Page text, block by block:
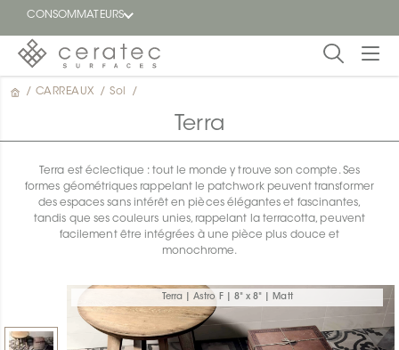
CONSOMMATEURS
En
Trouver
un
détaillant
/ CARREAUX / Sol /
Terra
Terra est éclectique : tout le monde y trouve son compte. Ses
formes géométriques rappelant le patchwork peuvent transformer
des espaces sans intérêt en pièces élégantes et fascinantes,
tandis que ses couleurs unies, rappelant la terracotta, peuvent
facilement être intégrées à une pièce plus douce et
monochrome.
Terra | Astro F | 8" x 8" | Matt